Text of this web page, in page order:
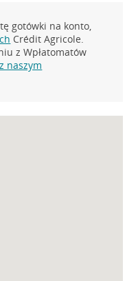
gotówki na konto,
Crédit Agricole.
z Wpłatomatów
naszym